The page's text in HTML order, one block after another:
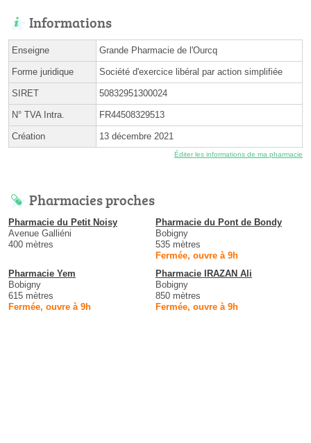
Informations
Enseigne Grande Pharmacie de l'Ourcq
Forme juridique Société d'exercice libéral par action simplifiée
SIRET 50832951300024
N° TVA Intra. FR44508329513
Création 13 décembre 2021
Éditer les informations de ma pharmacie
Pharmacies proches
Pharmacie du Petit Noisy
Avenue Galliéni
400 mètres
Pharmacie du Pont de Bondy
Bobigny
535 mètres
Fermée, ouvre à 9h
Pharmacie Yem
Bobigny
615 mètres
Fermée, ouvre à 9h
Pharmacie IRAZAN Ali
Bobigny
850 mètres
Fermée, ouvre à 9h